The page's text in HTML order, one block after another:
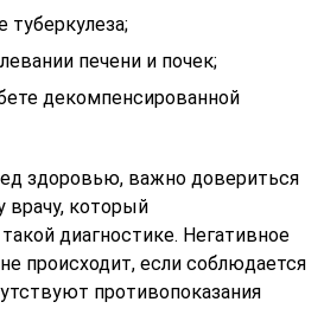
туберкулеза;
печени и почек;
декомпенсированной
здоровью, важно довериться
врачу, который
диагностике. Негативное
происходит, если соблюдается
противопоказания